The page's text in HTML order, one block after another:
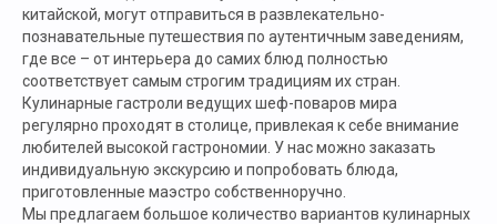
китайской, могут отправиться в развлекательно-
познавательные путешествия по аутентичным заведениям,
где все – от интерьера до самих блюд полностью
соответствует самым строгим традициям их стран.
Кулинарные гастроли ведущих шеф-поваров мира
регулярно проходят в столице, привлекая к себе внимание
любителей высокой гастрономии. У нас можно заказать
индивидуальную экскурсию и попробовать блюда,
приготовленные маэстро собственноручно.
Мы предлагаем большое количество вариантов кулинарных